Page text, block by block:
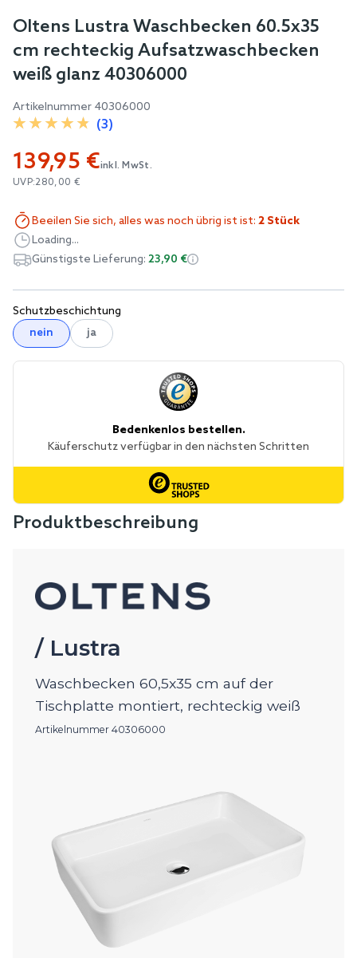
Skip
beginning
of
the
gallery
Oltens Lustra Waschbecken 60.5x35
cm rechteckig Aufsatzwaschbecken
weiß glanz 40306000
Artikelnummer 40306000
(3)
139,95 €inkl. MwSt.
UVP:280,00 €
Schutzbeschichtung
nein
ja
Beeilen Sie sich, alles was noch übrig ist ist: 2 Stück
Loading...
Günstigste Lieferung: 23,90 €
Produktbeschreibung
/ Lustra
Waschbecken 60,5x35 cm auf der
Tischplatte montiert, rechteckig weiß
Artikelnummer 40306000